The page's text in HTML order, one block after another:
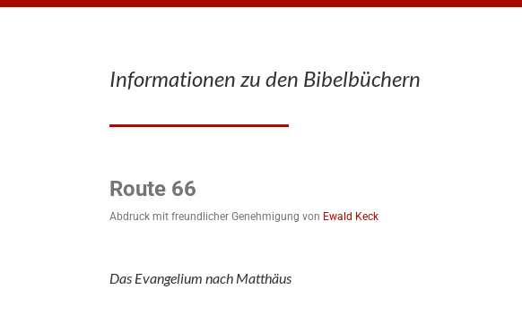
Informationen zu den Bibelbüchern
Route 66
Abdruck mit freundlicher Genehmigung von Ewald Keck
Das Evangelium nach Matthäus